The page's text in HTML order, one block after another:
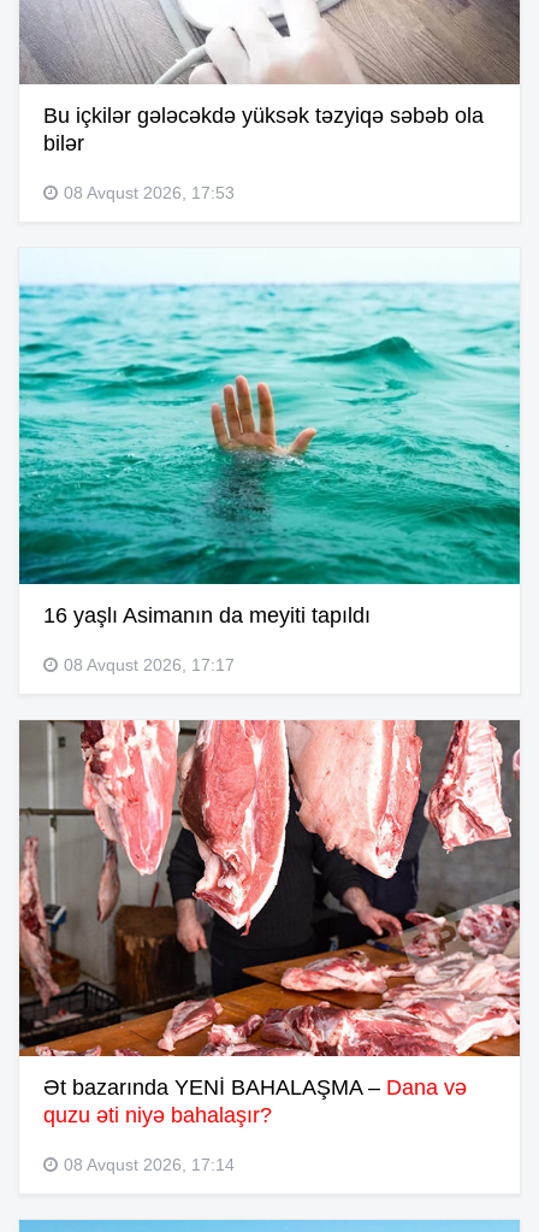
Bu içkilər gələcəkdə yüksək təzyiqə səbəb ola
bilər
08 Avqust 2026, 17:53
16 yaşlı Asimanın da meyiti tapıldı
08 Avqust 2026, 17:17
Ət bazarında YENİ BAHALAŞMA – Dana və
quzu əti niyə bahalaşır?
08 Avqust 2026, 17:14